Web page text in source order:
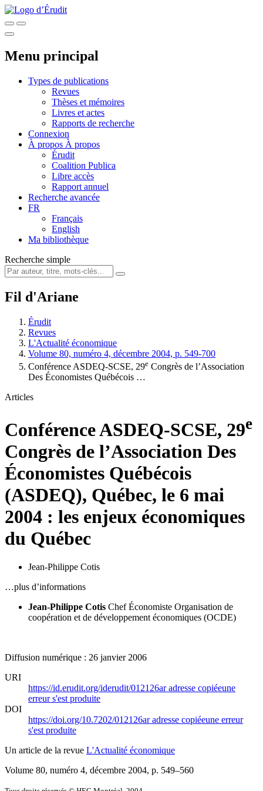
Menu principal
Types de publications
Revues
Thèses et mémoires
Livres et actes
Rapports de recherche
Connexion
À propos À propos
Érudit
Coalition Publica
Libre accès
Rapport annuel
Recherche avancée
FR
Français
English
Ma bibliothèque
Recherche simple
Fil d'Ariane
Érudit
Revues
L'Actualité économique
Volume 80, numéro 4, décembre 2004, p. 549-700
Conférence ASDEQ-SCSE, 29e Congrès de l’Association
Des Économistes Québécois …
Articles
Conférence ASDEQ-SCSE, 29e
Congrès de l’Association Des
Économistes Québécois
(ASDEQ), Québec, le 6 mai
2004 : les enjeux économiques
du Québec
Jean-Philippe Cotis
…plus d’informations
Jean-Philippe Cotis Chef Économiste Organisation de
coopération et de développement économiques (OCDE)
Diffusion numérique : 26 janvier 2006
URI
https://id.erudit.org/iderudit/012126aradresse copiéeune
erreur s'est produite
DOI
https://doi.org/10.7202/012126aradresse copiéeune erreur
s'est produite
Un article de la revue L'Actualité économique
Volume 80, numéro 4, décembre 2004, p. 549–560